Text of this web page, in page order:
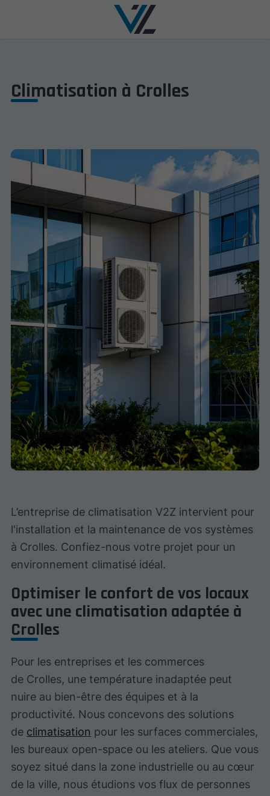
Climatisation à Crolles
L’entreprise de climatisation V2Z intervient pour
l'installation et la maintenance de vos systèmes
à Crolles. Confiez-nous votre projet pour un
environnement climatisé idéal.
Optimiser le confort de vos locaux
avec une climatisation adaptée à
Crolles
Pour les entreprises et les commerces
de Crolles, une température inadaptée peut
nuire au bien-être des équipes et à la
productivité. Nous concevons des solutions
de climatisation pour les surfaces commerciales,
les bureaux open-space ou les ateliers. Que vous
soyez situé dans la zone industrielle ou au cœur
de la ville, nous étudions vos flux de personnes